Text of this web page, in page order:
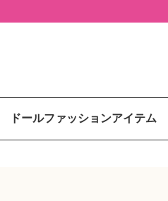
ドールファッションアイテム